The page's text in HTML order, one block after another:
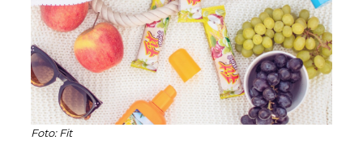
Foto: Fit